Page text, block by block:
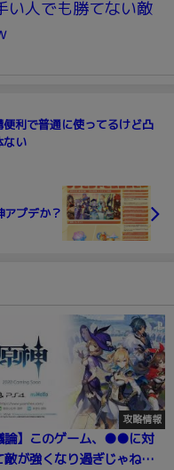
い人でも勝てない敵
便利で普通に使ってるけど凸
ない
アプデか？
攻略情報
論】このゲーム、●●に対
敵が強くなり過ぎじゃね？